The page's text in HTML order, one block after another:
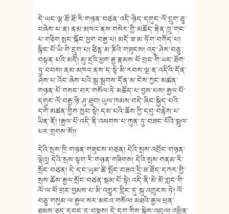
དེ་ཡང་ལྷ་ཐོ་ཐོ་རི་གཉན་བཙན་འདི་ཉིད་དགུང་ལོ་དྲུག་ཅུ་
བཞེས་པ་ན། ནམ་མཁའ་ནས་གསེར་གྱི་མཆོད་རྟེན་ཁྲུ་གང་
པ་གཅིག སྤང་སྐོང་ཕྱག་བརྒྱ་པ། མདོ་ཟ་མ་ཏོག་བཀོད་པ།
སྙིང་པོ་ཡི་གེ་དྲུག་པ། ཙིནྟ་མ་ཎིའི་གཟུངས། འདུ་ཤེས་བཅུ་
བསྟན་པའི་མདོ། མུ་དྲའི་ཕྱག་རྒྱ་རྣམས་ཕོ་བྲང་གི་ཡང་ཐོག་
ཏུ་བབས། ནམ་མཁའ་ནས་ད་སྟེ་མི་རབས་ལྔ་ན་འདིའི་དོན་
ཤེས་པ་འོང་ཞེས་པའི་སྒྲ་སྒྲགས་དོན་མ་ངེས་ཀྱང་མཚན་
གཉན་པོ་གསང་བར་གསོལ་ཏེ་མཆོད་པ་བྱས་པས། རྒྱལ་པོ་
དགུང་ལོ་བརྒྱ་ཉི་ཤུ་ཐུབ། ཡུལ་ཁམས་བདེ་ཞིང་སྐྱིད་པའི་
དགེ་མཚན་གྱིས་ཁྱབ་སྟེ། དམ་པའི་ཆོས་ཀྱི་དབུ་བརྙེས་པ་
ཡིན་ནོ། །རྒྱལ་པོ་འདི་ནི་འཕགས་པ་ཀུན་ཏུ་བཟང་པོའི་སྤྲུལ་
པར་གྲགས་སོ།།
དེའི་སྲས་ཁྲི་གཉན་གཟུངས་བཙན། དེའི་སྲས་འབྲོང་གཉན་
ལྡེའུ། དེའི་སྲས་སྟག་རི་གཉན་གཟིགས། དེའི་སྲས་གནམ་རི་
སྲོང་བཙན། དེ་དང་ཡུམ་ཚེ་སྤོང་བཟའ་དྲི་ཟ་ཐོད་དཀར་གྱི་
སྲས་ཆོས་རྒྱལ་སྲོང་བཙན་སྒམ་པོ་སྟེ། འདི་ནི་མེ་མོ་གླང་གི་
ལོ་ལ་ཕོ་བྲང་བྱམས་པ་མི་འགྱུར་གླིང་དུ་སྐུ་འཁྲུངས་ཏེ། ལོ་
བཅུ་གསུམ་ལ་རྒྱལ་སར་མངའ་གསོལ། མཐའི་རྒྱལ་ཕྲན་
ཐམས་ཅད་དབང་དུ་བསྡུས། དེ་དག་གིས་སྐྱེས་འབུལ། འཕྲིན་